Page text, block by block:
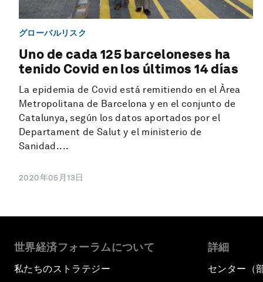
グローバルリスク
Uno de cada 125 barceloneses ha
tenido Covid en los últimos 14 días
La epidemia de Covid está remitiendo en el Àrea
Metropolitana de Barcelona y en el conjunto de
Catalunya, según los datos aportados por el
Departament de Salut y el ministerio de
Sanidad....
2020年05月13日
世界経済フォーラムについて
私たちのストラテジー
詳細
センター（